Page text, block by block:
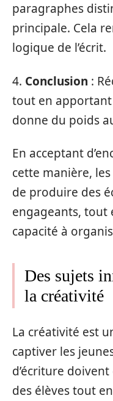
paragraphes
principale. Cela
logique de l’écrit.
4. Conclusion :
tout en
donne du poids
En acceptant
cette manière,
de produire des
engageants, tout
capacité à
Des sujets
la créativité
La créativité est
captiver les
d’écriture
des élèves tout